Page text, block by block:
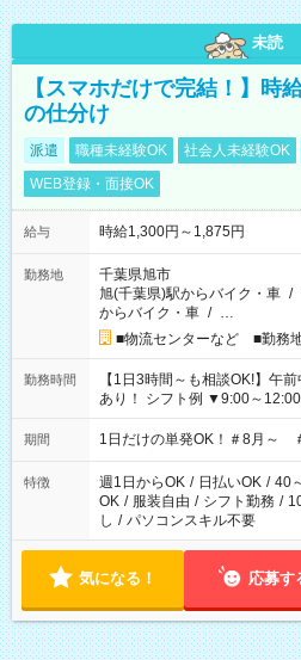
未読
【スマホだけで完結！】時
の仕分け
派遣 職種未経験OK 社会人未経験OK
WEB登録・面接OK
給与 時給1,300円～1,875円
勤務地
千葉県旭市
旭(千葉県)駅からバイク・車 /
からバイク・車 / …
■物流センターなど ■勤務
勤務時間
【1日3時間～も相談OK!】午
あり！ シフト例 ▼9:00～
▼18:00～21:00
期間 1日だけの単発OK！＃8月～
特徴 週1日からOK / 日払いOK / 40
OK / 服装自由 / シフト勤務 /
し / パソコンスキル不要
気になる！ 応募す